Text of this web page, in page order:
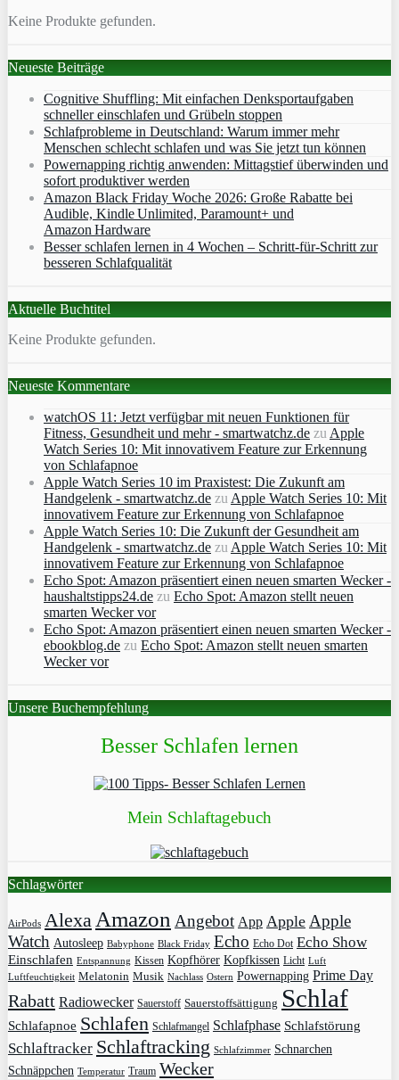
Keine Produkte gefunden.
Neueste Beiträge
Cognitive Shuffling: Mit einfachen Denksportaufgaben
schneller einschlafen und Grübeln stoppen
Schlafprobleme in Deutschland: Warum immer mehr
Menschen schlecht schlafen und was Sie jetzt tun können
Powernapping richtig anwenden: Mittagstief überwinden und
sofort produktiver werden
Amazon Black Friday Woche 2026: Große Rabatte bei
Audible, Kindle Unlimited, Paramount+ und
Amazon Hardware
Besser schlafen lernen in 4 Wochen – Schritt‑für‑Schritt zur
besseren Schlafqualität
Aktuelle Buchtitel
Keine Produkte gefunden.
Neueste Kommentare
watchOS 11: Jetzt verfügbar mit neuen Funktionen für
Fitness, Gesundheit und mehr - smartwatchz.de zu Apple
Watch Series 10: Mit innovativem Feature zur Erkennung
von Schlafapnoe
Apple Watch Series 10 im Praxistest: Die Zukunft am
Handgelenk - smartwatchz.de zu Apple Watch Series 10: Mit
innovativem Feature zur Erkennung von Schlafapnoe
Apple Watch Series 10: Die Zukunft der Gesundheit am
Handgelenk - smartwatchz.de zu Apple Watch Series 10: Mit
innovativem Feature zur Erkennung von Schlafapnoe
Echo Spot: Amazon präsentiert einen neuen smarten Wecker -
haushaltstipps24.de zu Echo Spot: Amazon stellt neuen
smarten Wecker vor
Echo Spot: Amazon präsentiert einen neuen smarten Wecker -
ebookblog.de zu Echo Spot: Amazon stellt neuen smarten
Wecker vor
Unsere Buchempfehlung
Besser Schlafen lernen
Mein Schlaftagebuch
Schlagwörter
AirPods Alexa Amazon Angebot App Apple Apple
Watch Autosleep Babyphone Black Friday Echo Echo Dot Echo Show
Einschlafen Entspannung Kissen Kopfhörer Kopfkissen Licht Luft
Luftfeuchtigkeit Melatonin Musik Nachlass Ostern Powernapping Prime Day
Rabatt Radiowecker Sauerstoff Sauerstoffsättigung Schlaf
Schlafapnoe Schlafen Schlafmangel Schlafphase Schlafstörung
Schlaftracker Schlaftracking Schlafzimmer Schnarchen
Schnäppchen Temperatur Traum Wecker